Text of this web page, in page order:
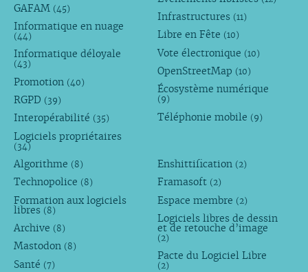
GAFAM (45)
Informatique en nuage
(44)
Informatique déloyale
(43)
Promotion (40)
RGPD (39)
Interopérabilité (35)
Logiciels propriétaires
(34)
Infrastructures (11)
Libre en Fête (10)
Vote électronique (10)
OpenStreetMap (10)
Écosystème numérique
(9)
Téléphonie mobile (9)
Algorithme (8)
Technopolice (8)
Formation aux logiciels
libres (8)
Archive (8)
Mastodon (8)
Santé (7)
Enshittification (2)
Framasoft (2)
Espace membre (2)
Logiciels libres de dessin
et de retouche d’image
(2)
Pacte du Logiciel Libre
(2)